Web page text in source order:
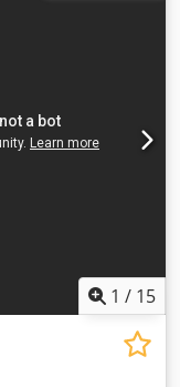
CNC
HANDMATIGE
6000 X 2000 X
1 / 15